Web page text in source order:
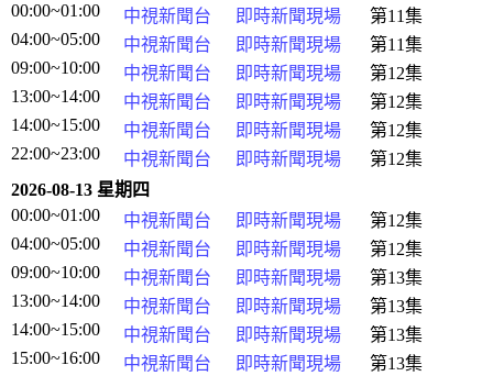
00:00~01:00
中視新聞台 即時新聞現場
第11集
04:00~05:00
中視新聞台 即時新聞現場
第11集
09:00~10:00
中視新聞台 即時新聞現場
第12集
13:00~14:00
中視新聞台 即時新聞現場
第12集
14:00~15:00
中視新聞台 即時新聞現場
第12集
22:00~23:00
中視新聞台 即時新聞現場
第12集
2026-08-13 星期四
00:00~01:00
中視新聞台 即時新聞現場
第12集
04:00~05:00
中視新聞台 即時新聞現場
第12集
09:00~10:00
中視新聞台 即時新聞現場
第13集
13:00~14:00
中視新聞台 即時新聞現場
第13集
14:00~15:00
中視新聞台 即時新聞現場
第13集
15:00~16:00
中視新聞台 即時新聞現場
第13集